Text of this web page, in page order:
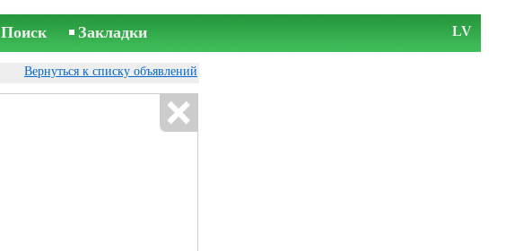
Поиск Закладки LV
Вернуться к списку объявлений